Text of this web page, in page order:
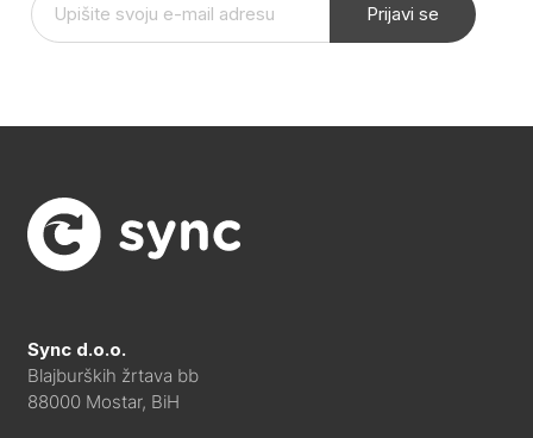
Prijavi se
Sync d.o.o.
Blajburških žrtava bb
88000 Mostar, BiH